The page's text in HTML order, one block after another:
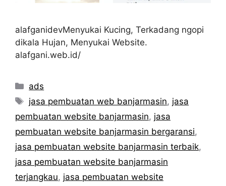
alafganidevMenyukai Kucing, Terkadang ngopi
dikala Hujan, Menyukai Website.
alafgani.web.id/
Categories
ads
Tags
jasa pembuatan web banjarmasin, jasa
pembuatan website banjarmasin, jasa
pembuatan website banjarmasin bergaransi,
jasa pembuatan website banjarmasin terbaik,
jasa pembuatan website banjarmasin
terjangkau, jasa pembuatan website